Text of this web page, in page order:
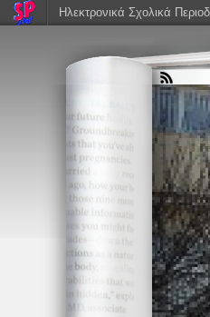
Ηλεκτρονικά Σχολικά